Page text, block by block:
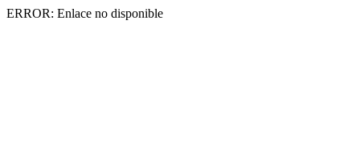
ERROR: Enlace no disponible